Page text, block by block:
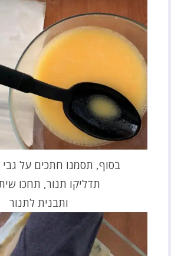
בסוף, תסמנו חתכים על גבי
תדליקו תנור, תחכו
ותבנית לתנור